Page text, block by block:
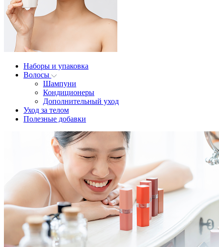
Наборы и упаковка
Волосы
Шампуни
Кондиционеры
Дополнительный уход
Уход за телом
Полезные добавки